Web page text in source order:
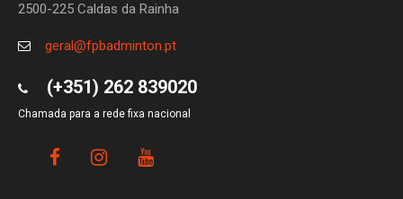
2500-225 Caldas da Rainha
geral@fpbadminton.pt
(+351) 262 839020
Chamada para a rede fixa nacional